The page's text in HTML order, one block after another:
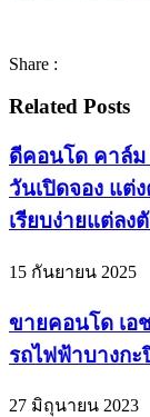
Share :
Related Posts
ดีคอนโด คาล์ม
วันเปิดจอง แต่
เรียบง่ายแต่ลง
15 กันยายน 2025
ขายคอนโด เอ
รถไฟฟ้าบางกะ
27 มิถุนายน 2023